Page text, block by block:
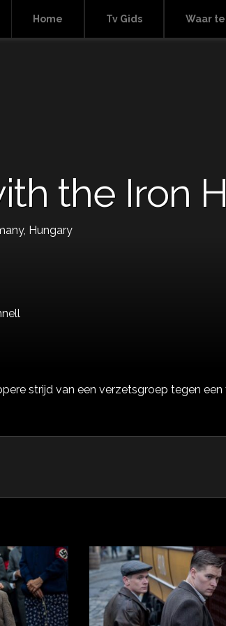
Home Tv Gids Waar
the Iron
Hungary
strijd van een verzetsgroep tegen